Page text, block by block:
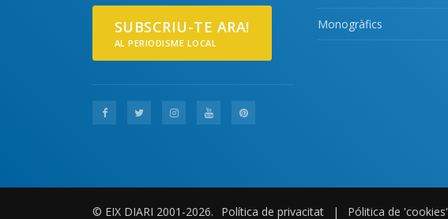
SUBSCRIU-TE ARA!
AL PERIODISME LOCAL
Monogràfics
© EIX DIARI 2001-2026. Política de privacitat | Pólitica de 'cookies'